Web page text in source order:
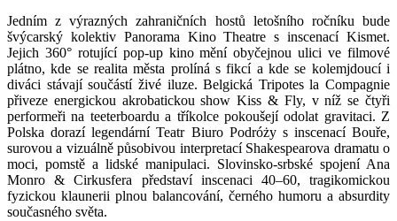
Jedním z výrazných zahraničních hostů letošního ročníku bude
švýcarský kolektiv Panorama Kino Theatre s inscenací Kismet.
Jejich 360° rotující pop-up kino mění obyčejnou ulici ve filmové
plátno, kde se realita města prolíná s fikcí a kde se kolemjdoucí i
diváci stávají součástí živé iluze. Belgická Tripotes la Compagnie
přiveze energickou akrobatickou show Kiss & Fly, v níž se čtyři
performeři na teeterboardu a tříkolce pokoušejí odolat gravitaci. Z
Polska dorazí legendární Teatr Biuro Podróży s inscenací Bouře,
surovou a vizuálně působivou interpretací Shakespearova dramatu o
moci, pomstě a lidské manipulaci. Slovinsko-srbské spojení Ana
Monro & Cirkusfera představí inscenaci 40–60, tragikomickou
fyzickou klaunerii plnou balancování, černého humoru a absurdity
současného světa.